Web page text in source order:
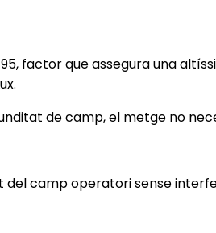
factor que assegura una
de camp, el metge no
del camp operatori sense